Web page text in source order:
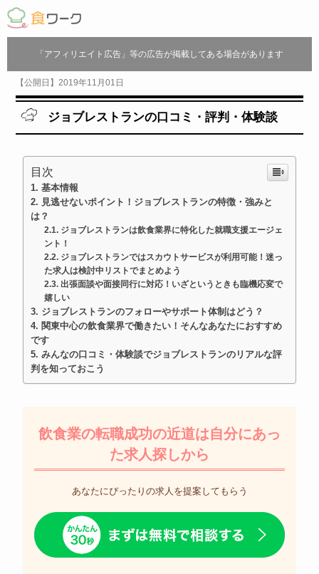
「アフィリエイト広告」等の広告が掲載してある場合があります
【公開日】2019年11月01日
ジョブレストランの口コミ・評判・体験談
目次
基本情報
見逃せないポイント！ジョブレストランの特徴・強みと
は？
ジョブレストランは飲食業界に特化した就職支援エージェ
ント！
ジョブレストランではスカウトサービスが利用可能！迷っ
た求人は検討中リストでまとめよう
出張面談や面接同行に対応！いざというときも臨機応変で
嬉しい
ジョブレストランのフォローやサポート体制はどう？
関東中心の飲食業界で働きたい！そんなあなたにおすすめ
です
みんなの口コミ・体験談でジョブレストランのリアルな評
判を知っておこう
飲食業の転職成功の近道は自分にあっ
た求人探しから
あなたにぴったりの求人を提案してもらう